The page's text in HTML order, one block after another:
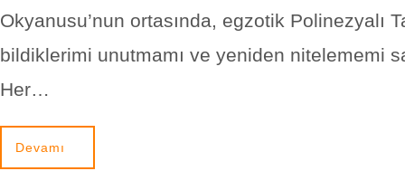
Okyanusu’nun ortasında, egzotik Polinezyalı
bildiklerimi unutmamı ve yeniden nitelememi
Her…
Devamı